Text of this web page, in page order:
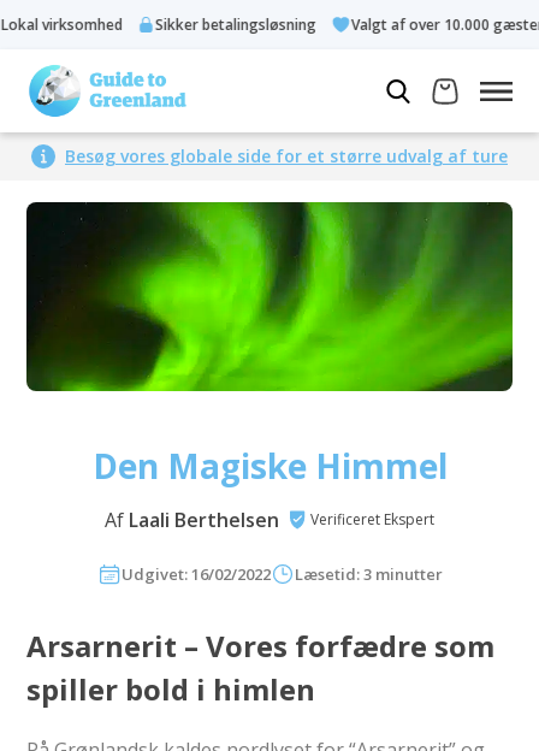
Sikker betalingsløsning Valgt af over 10.000 gæster
Besøg vores globale side for et større udvalg af ture
Den Magiske Himmel
Af Laali Berthelsen Verificeret Ekspert
Udgivet: 16/02/2022 Læsetid: 3 minutter
Arsarnerit – Vores forfædre som
spiller bold i himlen